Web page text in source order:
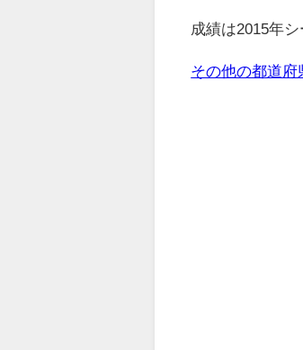
成績は2015年
その他の都道府